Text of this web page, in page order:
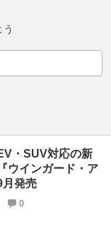
・SUV対応の新
ウインガード・ア
月発売
0